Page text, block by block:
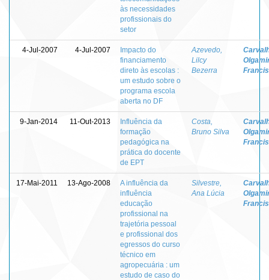
às necessidades
profissionais do
setor
4-Jul-2007 4-Jul-2007
Impacto do
financiamento
direto às escolas :
um estudo sobre o
programa escola
aberta no DF
Azevedo,
Lilcy
Bezerra
9-Jan-2014 11-Out-2013
Influência da
formação
pedagógica na
prática do docente
de EPT
Costa,
Bruno Silva
17-Mai-2011 13-Ago-2008
A influência da
influência
educação
profissional na
trajetória pessoal
e profissional dos
egressos do curso
técnico em
agropecuária : um
estudo de caso do
Silvestre,
Ana Lúcia